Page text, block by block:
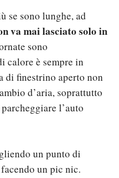
se sono lunghe, ad
va mai lasciato solo in
sono
calore è sempre in
di finestrino aperto non
d’aria, soprattutto
l’auto
un punto di
un pic nic.